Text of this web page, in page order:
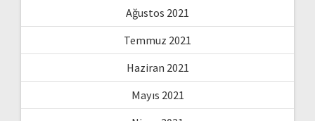
Ağustos 2021
Temmuz 2021
Haziran 2021
Mayıs 2021